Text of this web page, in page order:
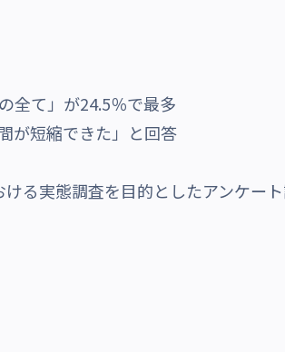
全て」が24.5％で最多
が短縮できた」と回答
る実態調査を目的としたアンケー